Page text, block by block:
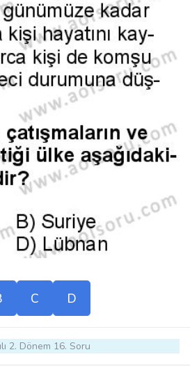
C D
2. Dönem 16. Soru